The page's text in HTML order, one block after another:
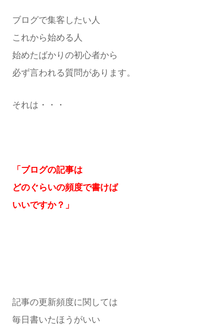
ブログで集客したい人
これから始める人
始めたばかりの初心者から
必ず言われる質問があります。
それは・・・
「ブログの記事は
どのぐらいの頻度で書けば
いいですか？」
記事の更新頻度に関しては
毎日書いたほうがいい